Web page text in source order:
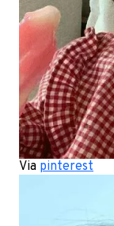
Via pinterest